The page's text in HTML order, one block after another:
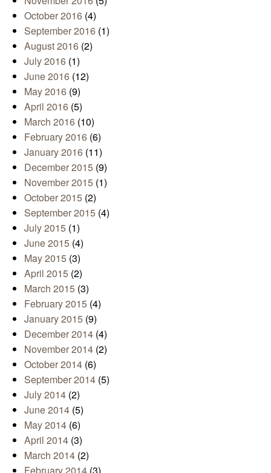
October 2016 (4)
September 2016 (1)
August 2016 (2)
July 2016 (1)
June 2016 (12)
May 2016 (9)
April 2016 (5)
March 2016 (10)
February 2016 (6)
January 2016 (11)
December 2015 (9)
November 2015 (1)
October 2015 (2)
September 2015 (4)
July 2015 (1)
June 2015 (4)
May 2015 (3)
April 2015 (2)
March 2015 (3)
February 2015 (4)
January 2015 (9)
December 2014 (4)
November 2014 (2)
October 2014 (6)
September 2014 (5)
July 2014 (2)
June 2014 (5)
May 2014 (6)
April 2014 (3)
March 2014 (2)